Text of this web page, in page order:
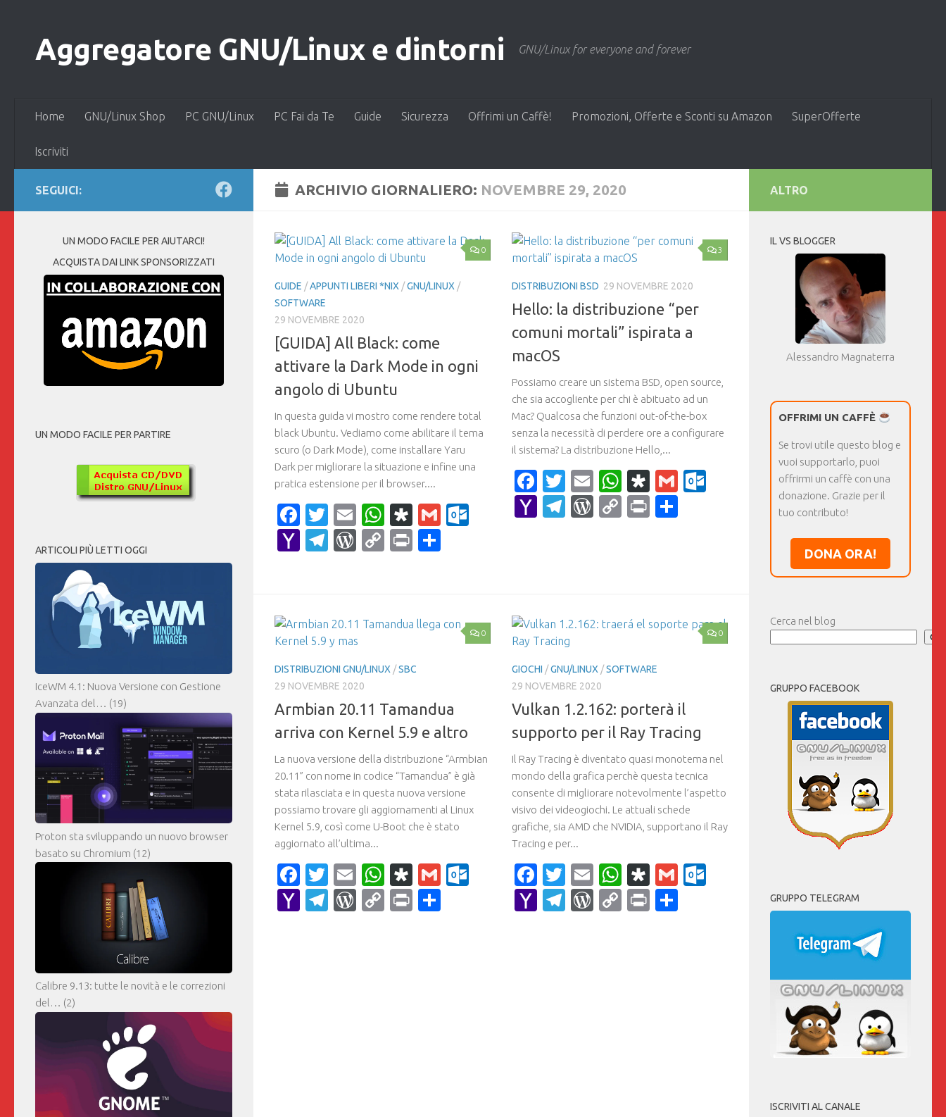
Aggregatore GNU/Linux e dintorni GNU/Linux for everyone and forever
Home GNU/Linux Shop PC GNU/Linux PC Fai da Te Guide Sicurezza Offrimi un Caffè! Promozioni, Offerte e Sconti su Amazon SuperOfferte
Iscriviti
ARCHIVIO GIORNALIERO: NOVEMBRE 29, 2020
0
GUIDE /APPUNTI LIBERI *NIX /GNU/LINUX /
SOFTWARE
29 NOVEMBRE 2020
[GUIDA] All Black: come
attivare la Dark Mode in ogni
angolo di Ubuntu
In questa guida vi mostro come rendere total
black Ubuntu. Vediamo come abilitare il tema
scuro (o Dark Mode), come installare Yaru
Dark per migliorare la situazione e infine una
pratica estensione per il browser....
Facebook
Twitter
EmailWhatsApp
Diaspora
GmailOutlook.com
YahooTelegram
WordPress
CopyPrint
3
DISTRIBUZIONI BSD 29 NOVEMBRE 2020
Hello: la distribuzione “per
comuni mortali” ispirata a
macOS
Possiamo creare un sistema BSD, open source,
che sia accogliente per chi è abituato ad un
Mac? Qualcosa che funzioni out-of-the-box
senza la necessità di perdere ore a configurare
il sistema? La distribuzione Hello,...
Facebook
Twitter
EmailWhatsApp
Diaspora
GmailOutlook.com
YahooTelegram
WordPress
CopyPrint
0
DISTRIBUZIONI GNU/LINUX /SBC
29 NOVEMBRE 2020
Armbian 20.11 Tamandua
arriva con Kernel 5.9 e altro
La nuova versione della distribuzione “Armbian
20.11” con nome in codice “Tamandua” è già
stata rilasciata e in questa nuova versione
possiamo trovare gli aggiornamenti al Linux
Kernel 5.9, così come U-Boot che è stato
aggiornato all’ultima...
Facebook
Twitter
EmailWhatsApp
Diaspora
GmailOutlook.com
YahooTelegram
WordPress
CopyPrintCondividi
0
GIOCHI /GNU/LINUX /SOFTWARE
29 NOVEMBRE 2020
Vulkan 1.2.162: porterà il
supporto per il Ray Tracing
Il Ray Tracing è diventato quasi monotema nel
mondo della grafica perchè questa tecnica
consente di migliorare notevolmente l’aspetto
visivo dei videogiochi. Le attuali schede
grafiche, sia AMD che NVIDIA, supportano il Ray
Tracing e per...
Facebook
Twitter
EmailWhatsApp
Diaspora
Gmail
YahooTelegram
WordPress
CopyPrint
SEGUICI:
UN MODO FACILE PER AIUTARCI!
ACQUISTA DAI LINK SPONSORIZZATI
UN MODO FACILE PER PARTIRE
ARTICOLI PIÙ LETTI OGGI
IceWM 4.1: Nuova Versione con Gestione
Avanzata del… (19)
Proton sta sviluppando un nuovo browser
basato su Chromium (12)
Calibre 9.13: tutte le novità e le correzioni
del… (2)
ALTRO
IL VS BLOGGER
Alessandro Magnaterra
OFFRIMI UN CAFFÈ
Se trovi utile questo blog e
vuoi supportarlo, puoi
offrirmi un caffè con una
donazione. Grazie per il
tuo contributo!
DONA ORA!
Cerca nel blog
GRUPPO FACEBOOK
GRUPPO TELEGRAM
ISCRIVITI AL CANALE